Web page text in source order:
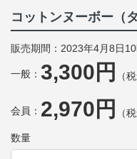
コットンヌーボー（
販売期間：2023年4月8日
一般： 3,300円 （
会員： 2,970円 （
数量